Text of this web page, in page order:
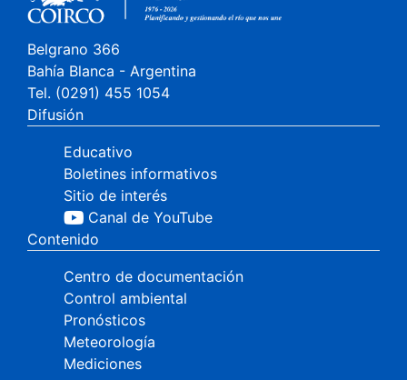
Belgrano 366
Bahía Blanca - Argentina
Tel. (0291) 455 1054
Difusión
Educativo
Boletines informativos
Sitio de interés
Canal de YouTube
Contenido
Centro de documentación
Control ambiental
Pronósticos
Meteorología
Mediciones